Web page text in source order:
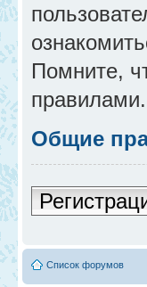
Помните,
правилами.
Общие
Список форумов